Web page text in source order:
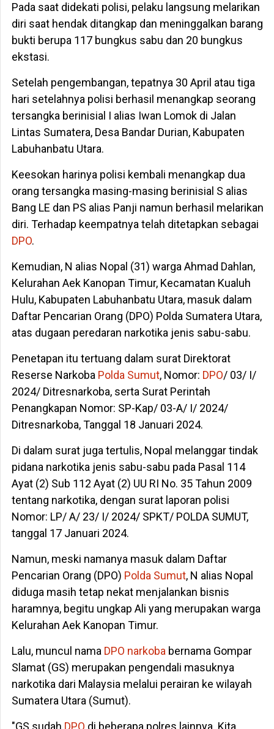
Pada saat didekati polisi, pelaku langsung melarikan
diri saat hendak ditangkap dan meninggalkan barang
bukti berupa 117 bungkus sabu dan 20 bungkus
ekstasi.
Setelah pengembangan, tepatnya 30 April atau tiga
hari setelahnya polisi berhasil menangkap seorang
tersangka berinisial I alias Iwan Lomok di Jalan
Lintas Sumatera, Desa Bandar Durian, Kabupaten
Labuhanbatu Utara.
Keesokan harinya polisi kembali menangkap dua
orang tersangka masing-masing berinisial S alias
Bang LE dan PS alias Panji namun berhasil melarikan
diri. Terhadap keempatnya telah ditetapkan sebagai
DPO.
Kemudian, N alias Nopal (31) warga Ahmad Dahlan,
Kelurahan Aek Kanopan Timur, Kecamatan Kualuh
Hulu, Kabupaten Labuhanbatu Utara, masuk dalam
Daftar Pencarian Orang (DPO) Polda Sumatera Utara,
atas dugaan peredaran narkotika jenis sabu-sabu.
Penetapan itu tertuang dalam surat Direktorat
Reserse NarkobaPolda Sumut, Nomor: DPO/ 03/ I/
2024/ Ditresnarkoba, serta Surat Perintah
Penangkapan Nomor: SP-Kap/ 03-A/ I/ 2024/
Ditresnarkoba, Tanggal 18 Januari 2024.
Di dalam surat juga tertulis, Nopal melanggar tindak
pidana narkotika jenis sabu-sabu pada Pasal 114
Ayat (2) Sub 112 Ayat (2) UU RI No. 35 Tahun 2009
tentang narkotika, dengan surat laporan polisi
Nomor: LP/ A/ 23/ I/ 2024/ SPKT/ POLDA SUMUT,
tanggal 17 Januari 2024.
Namun, meski namanya masuk dalam Daftar
Pencarian Orang (DPO) Polda Sumut, N alias Nopal
diduga masih tetap nekat menjalankan bisnis
haramnya, begitu ungkap Ali yang merupakan warga
Kelurahan Aek Kanopan Timur.
Lalu, muncul namaDPO narkobabernama Gompar
Slamat (GS) merupakan pengendali masuknya
narkotika dari Malaysia melalui perairan ke wilayah
Sumatera Utara (Sumut).